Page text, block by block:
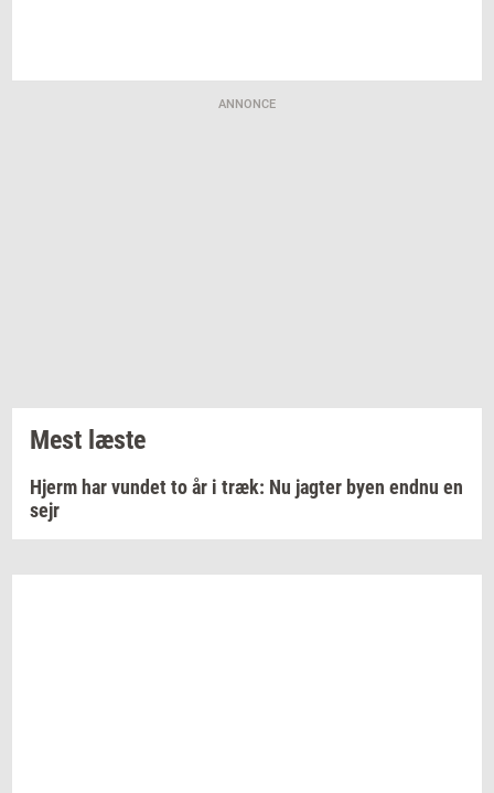
ANNONCE
Mest læste
Hjerm har vundet to år i træk: Nu jagter byen endnu en
sejr